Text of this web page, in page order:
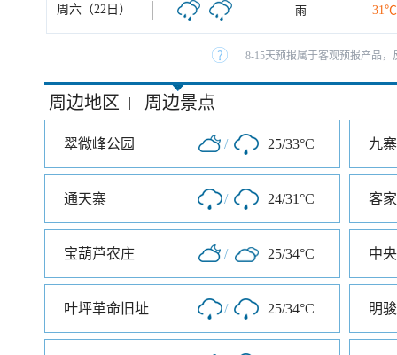
周六（22日） 雨 31℃
8-15天预报属于客观预报产品
周边地区 | 周边景点
翠微峰公园 / 25/33°C 九
通天寨 / 24/31°C 客
宝葫芦农庄 / 25/34°C
叶坪革命旧址 / 25/34°C